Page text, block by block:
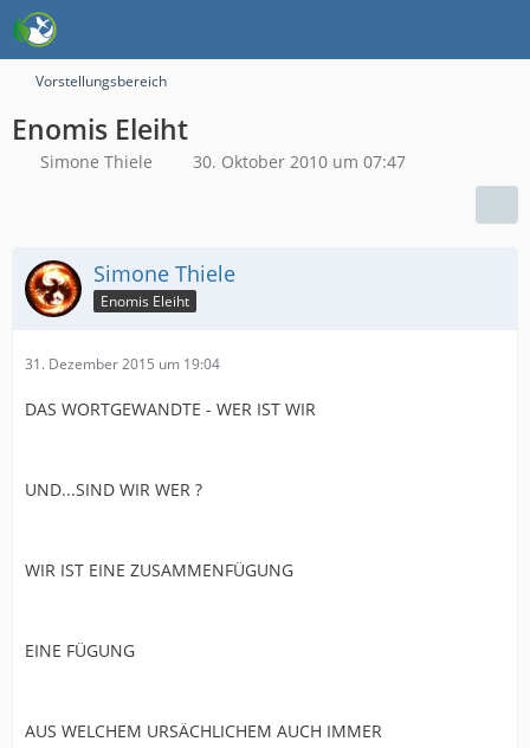
Vorstellungsbereich
Enomis Eleiht
Simone Thiele 30. Oktober 2010 um 07:47
Simone Thiele
Enomis Eleiht
31. Dezember 2015 um 19:04
DAS WORTGEWANDTE - WER IST WIR
UND...SIND WIR WER ?
WIR IST EINE ZUSAMMENFÜGUNG
EINE FÜGUNG
AUS WELCHEM URSÄCHLICHEM AUCH IMMER